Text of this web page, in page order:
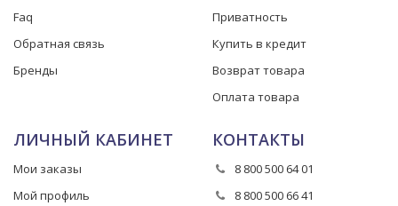
Faq
Обратная связь
Бренды
Приватность
Купить в кредит
Возврат товара
Оплата товара
ЛИЧНЫЙ КАБИНЕТ
Мои заказы
Мой профиль
КОНТАКТЫ
8 800 500 64 01
8 800 500 66 41